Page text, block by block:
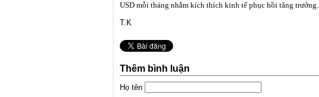
USD mỗi tháng nhằm kích thích kinh tế phục hồi tăng trưởng.
T.K
Thêm bình luận
Họ tên